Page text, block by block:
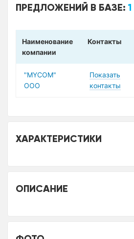
ПРЕДЛОЖЕНИЙ В БАЗЕ:1
Наименование
компании
Контакты
"MYCOM"
ООО
Показать
контакты
ХАРАКТЕРИСТИКИ
ОПИСАНИЕ